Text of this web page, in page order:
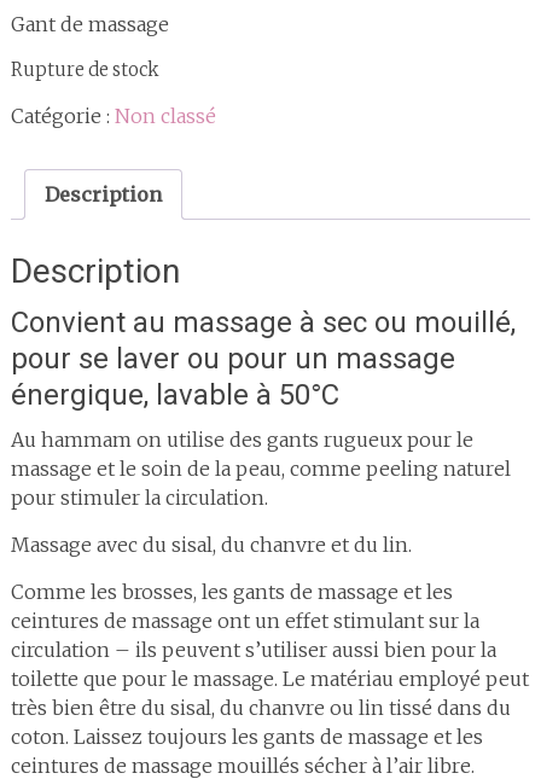
Gant de massage
Rupture de stock
Catégorie : Non classé
Description
Description
Convient au massage à sec ou mouillé,
pour se laver ou pour un massage
énergique, lavable à 50°C
Au hammam on utilise des gants rugueux pour le
massage et le soin de la peau, comme peeling naturel
pour stimuler la circulation.
Massage avec du sisal, du chanvre et du lin.
Comme les brosses, les gants de massage et les
ceintures de massage ont un effet stimulant sur la
circulation – ils peuvent s’utiliser aussi bien pour la
toilette que pour le massage. Le matériau employé peut
très bien être du sisal, du chanvre ou lin tissé dans du
coton. Laissez toujours les gants de massage et les
ceintures de massage mouillés sécher à l’air libre.